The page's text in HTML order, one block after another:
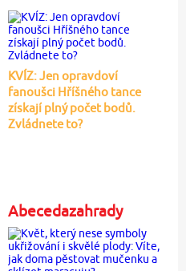
KVÍZ: Jen opravdoví
fanoušci Hříšného tance
získají plný počet bodů.
Zvládnete to?
Abecedazahrady